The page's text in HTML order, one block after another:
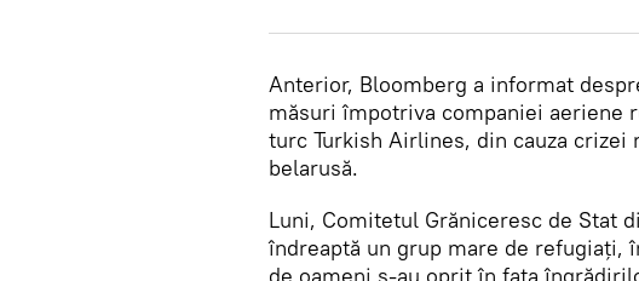
Anterior, Bloomberg a informat
măsuri împotriva companiei aeriene
turc Turkish Airlines, din cauza
belarusă.
Luni, Comitetul Grăniceresc de Stat
îndreaptă un grup mare de refugiați,
de oameni s-au oprit în fața